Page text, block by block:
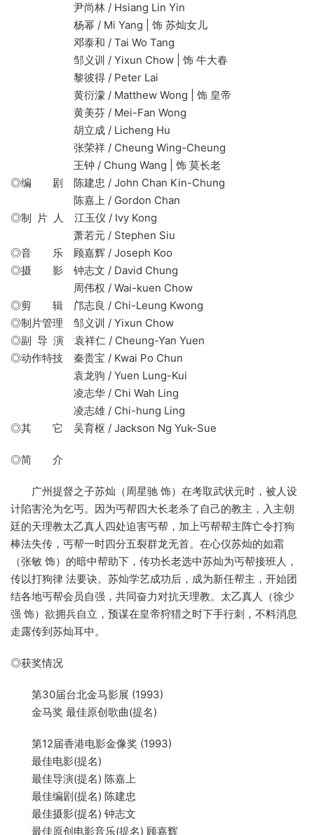
尹尚林 / Hsiang Lin Yin
杨幂 / Mi Yang | 饰 苏灿女儿
邓泰和 / Tai Wo Tang
邹义训 / Yixun Chow | 饰 牛大春
黎彼得 / Peter Lai
黄衍濛 / Matthew Wong | 饰 皇帝
黄美芬 / Mei-Fan Wong
胡立成 / Licheng Hu
张荣祥 / Cheung Wing-Cheung
王钟 / Chung Wang | 饰 莫长老
◎编 剧 陈建忠 / John Chan Kin-Chung
陈嘉上 / Gordon Chan
◎制 片 人 江玉仪 / Ivy Kong
萧若元 / Stephen Siu
◎音 乐 顾嘉辉 / Joseph Koo
◎摄 影 钟志文 / David Chung
周伟权 / Wai-kuen Chow
◎剪 辑 邝志良 / Chi-Leung Kwong
◎制片管理 邹义训 / Yixun Chow
◎副 导 演 袁祥仁 / Cheung-Yan Yuen
◎动作特技 秦贵宝 / Kwai Po Chun
袁龙驹 / Yuen Lung-Kui
凌志华 / Chi Wah Ling
凌志雄 / Chi-hung Ling
◎其 它 吴育枢 / Jackson Ng Yuk-Sue
◎简 介
广州提督之子苏灿（周星驰 饰）在考取武状元时，被人设
计陷害沦为乞丐。因为丐帮四大长老杀了自己的教主，入主朝
廷的天理教太乙真人四处迫害丐帮，加上丐帮帮主阵亡令打狗
棒法失传，丐帮一时四分五裂群龙无首。在心仪苏灿的如霜
（张敏 饰）的暗中帮助下，传功长老选中苏灿为丐帮接班人，
传以打狗律 法要诀。苏灿学艺成功后，成为新任帮主，开始团
结各地丐帮会员自强，共同奋力对抗天理教。太乙真人（徐少
强 饰）欲拥兵自立，预谋在皇帝狩猎之时下手行刺，不料消息
走露传到苏灿耳中。
◎获奖情况
第30届台北金马影展 (1993)
金马奖 最佳原创歌曲(提名)
第12届香港电影金像奖 (1993)
最佳电影(提名)
最佳导演(提名) 陈嘉上
最佳编剧(提名) 陈建忠
最佳摄影(提名) 钟志文
最佳原创电影音乐(提名) 顾嘉辉